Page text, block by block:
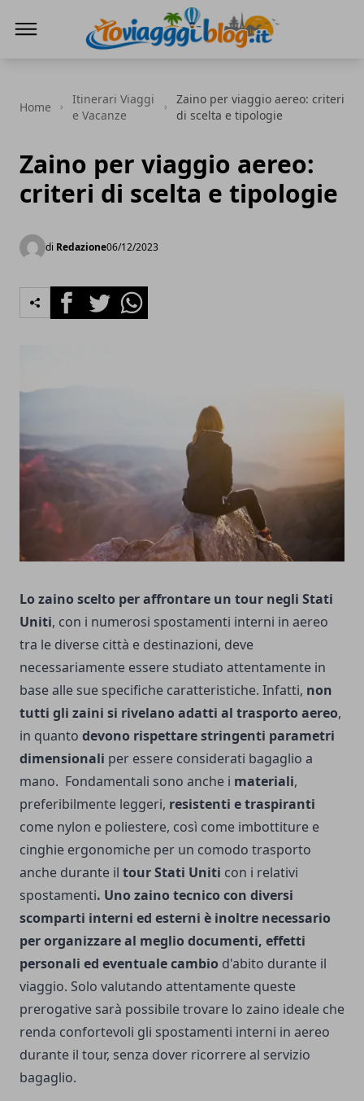
Home
Itinerari Viaggi
e Vacanze
Zaino per viaggio aereo: criteri
di scelta e tipologie
Zaino per viaggio aereo:
criteri di scelta e tipologie
di Redazione06/12/2023
FacebookTwitterWhatsapp
Lo zaino scelto per affrontare un tour negli Stati
Uniti, con i numerosi spostamenti interni in aereo
tra le diverse città e destinazioni, deve
necessariamente essere studiato attentamente in
base alle sue specifiche caratteristiche. Infatti, non
tutti gli zaini si rivelano adatti al trasporto aereo,
in quanto devono rispettare stringenti parametri
dimensionali per essere considerati bagaglio a
mano. Fondamentali sono anche i materiali,
preferibilmente leggeri, resistenti e traspiranti
come nylon e poliestere, così come imbottiture e
cinghie ergonomiche per un comodo trasporto
anche durante il tour Stati Uniti con i relativi
spostamenti. Uno zaino tecnico con diversi
scomparti interni ed esterni è inoltre necessario
per organizzare al meglio documenti, effetti
personali ed eventuale cambio d'abito durante il
viaggio. Solo valutando attentamente queste
prerogative sarà possibile trovare lo zaino ideale che
renda confortevoli gli spostamenti interni in aereo
durante il tour, senza dover ricorrere al servizio
bagaglio.